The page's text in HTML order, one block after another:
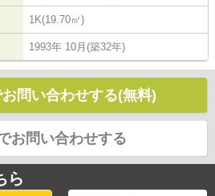
1K(19.70㎡)
1993年 10月(築32年)
問い合わせする(無料)
お問い合わせする
ら